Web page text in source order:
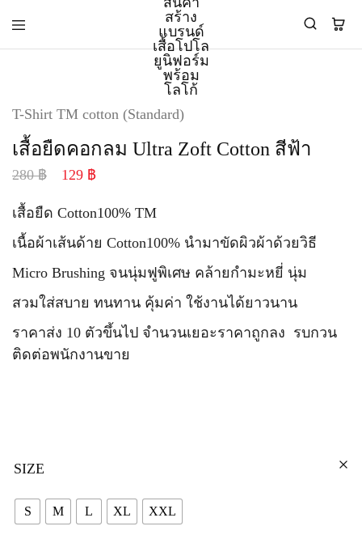
Polomaker
ผลิต
เสื้อ
โปโล
ยูนิฟอร์ม
พร้อม
โลโก้
ผลิต
โปโล
ISO9001
และ
อุตสาหกรรม
สี
ระดับ
T-Shirt TM cotton (Standard)
เสื้อยืดคอกลม Ultra Zoft Cotton สีฟ้า
280฿ 129 ฿
เสื้อยืด Cotton100% TM
เนื้อผ้าเส้นด้าย Cotton100% นำมาขัดผิวผ้าด้วยวิธี
Micro Brushing จนนุ่มฟูพิเศษ คล้ายกำมะหยี่ นุ่ม
สวมใส่สบาย ทนทาน คุ้มค่า ใช้งานได้ยาวนาน
ราคาส่ง 10 ตัวขึ้นไป จำนวนเยอะราคาถูกลง รบกวน
ติดต่อพนักงานขาย
SIZE
S M L XL XXL